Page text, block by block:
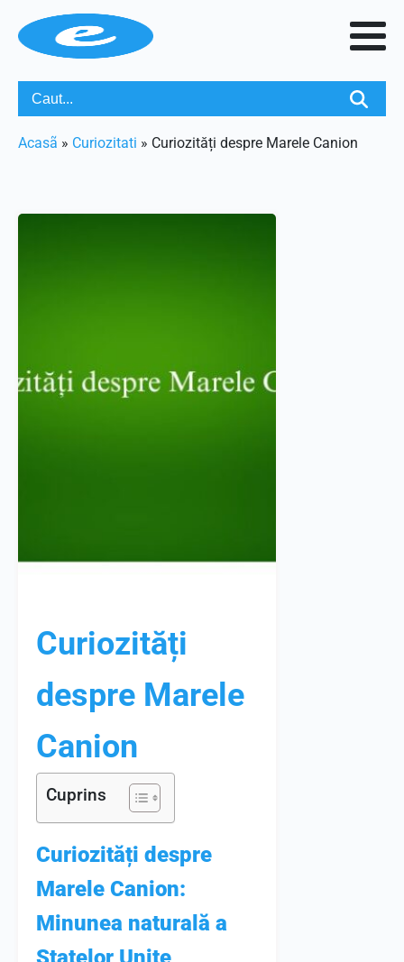
Acasã » Curiozitati » Curiozități despre Marele Canion
Curiozități
despre Marele
Canion
Cuprins
Curiozități despre
Marele Canion:
Minunea naturală a